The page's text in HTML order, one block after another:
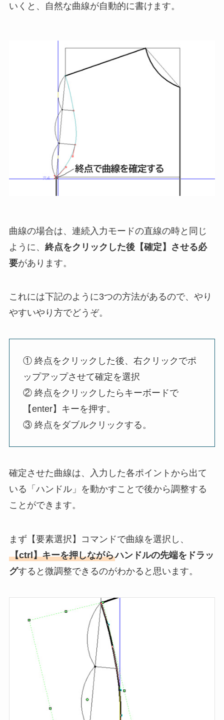
いくと、自然な曲線が自動的に書けます。
曲線の場合は、連続入力モードの直線の時と同じ
ように、 終点をクリックした後【確定】させる必
要があります。
これには下記のように3つの方法があるので、やり
やすいやり方でどうぞ。
① 終点をクリックした後、右クリックでポ
ップアップさせて確定を選択
② 終点をクリックしたらキーボードで
【enter】キーを押す。
③ 終点をダブルクリックする。
確定させた曲線は、入力した各ポイントから出て
いる「ハンドル」を動かすことで後から調整する
ことができます。
まず【要素選択】コマンドで曲線を選択し、
【ctrl】キーを押しながらハンドルの先端をドラッ
グすると微調整できるのがわかると思います。